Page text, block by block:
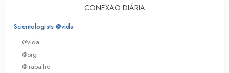
CONEXÃO DIÁRIA
Scientologists @vida
@vida
@org
@trabalho